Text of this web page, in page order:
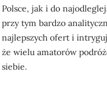
Polsce, jak i do
przy tym bardzo
najlepszych ofert i
że wielu amatorów
siebie.